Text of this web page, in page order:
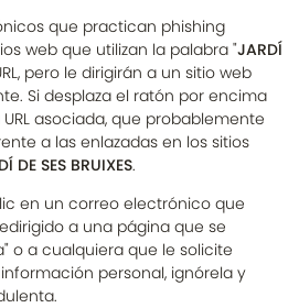
que practican phishing
web que utilizan la palabra "JARDÍ
pero le dirigirán a un sitio web
Si desplaza el ratón por encima
asociada, que probablemente
a las enlazadas en los sitios
DE SES BRUIXES.
en un correo electrónico que
a una página que se
o a cualquiera que le solicite
personal, ignórela y